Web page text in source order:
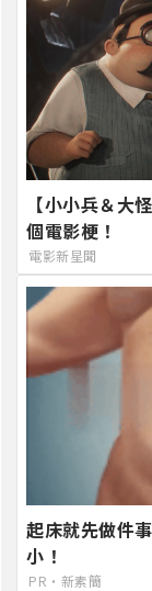
【小小兵＆大
個電影梗！
電影新星聞
起床就先做件
小！
PR・新素簡